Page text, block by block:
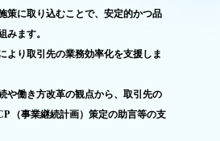
策に取り込むことで、安定的かつ品
みます。
より取引先の業務効率化を支援しま
や働き方改革の観点から、取引先の
（事業継続計画）策定の助言等の支